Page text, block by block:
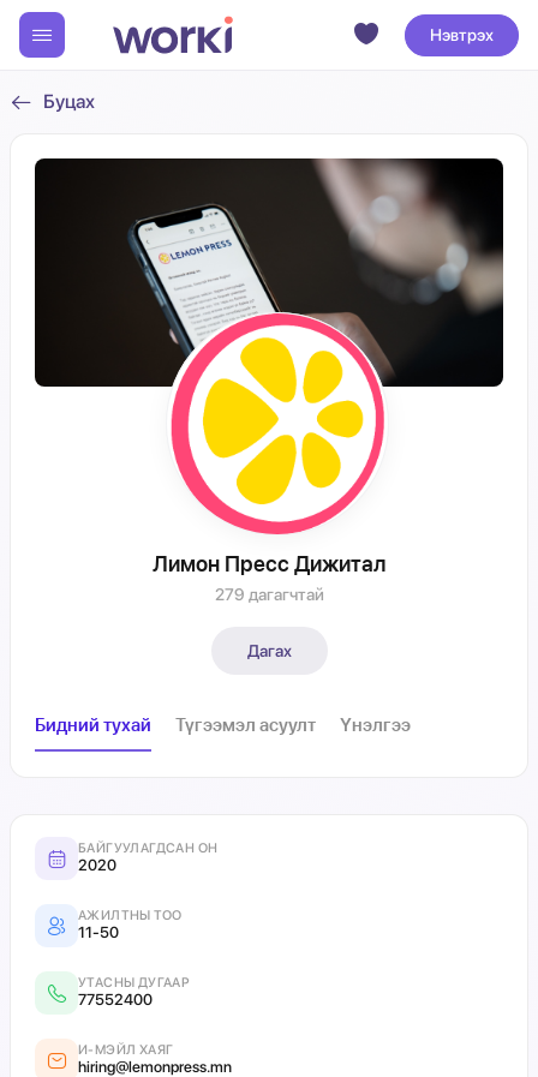
Нэвтрэх
Буцах
Лимон Пресс Дижитал
279 дагагчтай
Дагах
Бидний тухай Түгээмэл асуулт Үнэлгээ
БАЙГУУЛАГДСАН ОН
2020
АЖИЛТНЫ ТОО
11-50
УТАСНЫ ДУГААР
77552400
И-МЭЙЛ ХАЯГ
hiring@lemonpress.mn